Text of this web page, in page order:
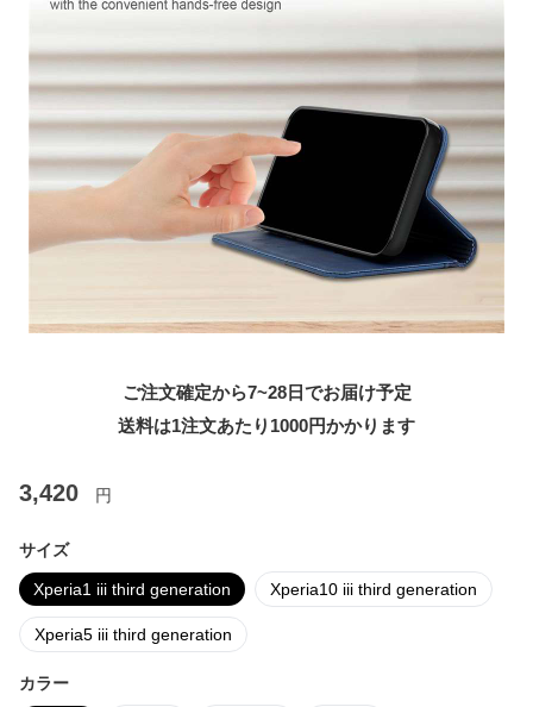
ご注文確定から7~28日でお届け予定
送料は1注文あたり 1000円かかります
3,420 円
サイズ
Xperia1 iii third generation Xperia10 iii third generation
Xperia5 iii third generation
カラー